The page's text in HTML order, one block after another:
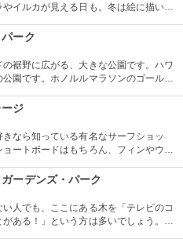
イルカが見える日も。冬は絵に描いた
。夕日が絶景なことでも知られていま
ーク
裾野に広がる、大きな公園です。ハワ
園です。ホノルルマラソンのゴール地
ラニの名前が冠せられました。
ジ
なら知っている有名なサーフショッ
ートボードはもちろん、フィンやウェ
。ーデンズ・パーク
い人でも、ここにある木を「テレビのコ
ある！」という方は多いでしょう。日